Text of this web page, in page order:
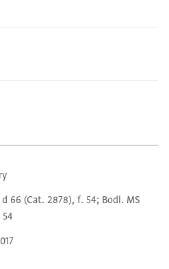
66 (Cat. 2878), f. 54; Bodl. MS